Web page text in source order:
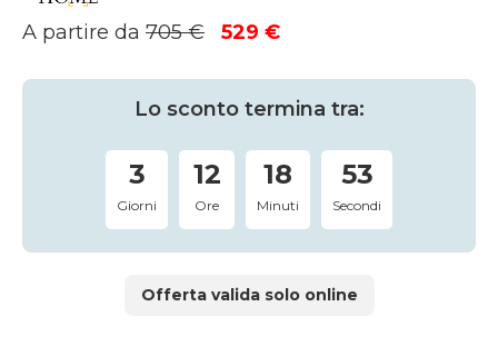
A partire da 705€
Il
originale
era:
529 €Il
attuale
è:
Lo sconto termina tra:
3
Giorni
12
Ore
18
Minuti
53
Secondi
Offerta valida solo online